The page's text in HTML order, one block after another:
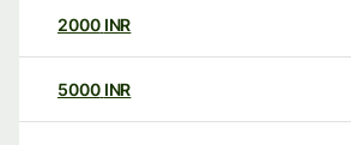
2000 INR
5000 INR